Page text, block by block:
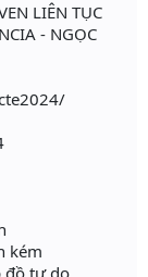
LIÊN TỤC
- NGỌC
kém